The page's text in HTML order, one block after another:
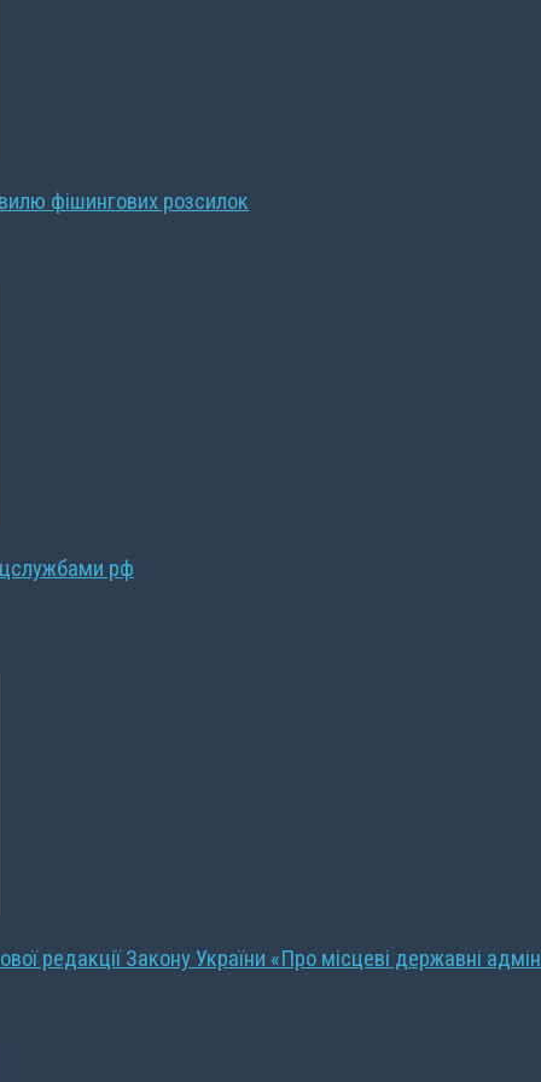
фішингових розсилок
рф
редакції Закону України «Про місцеві державні